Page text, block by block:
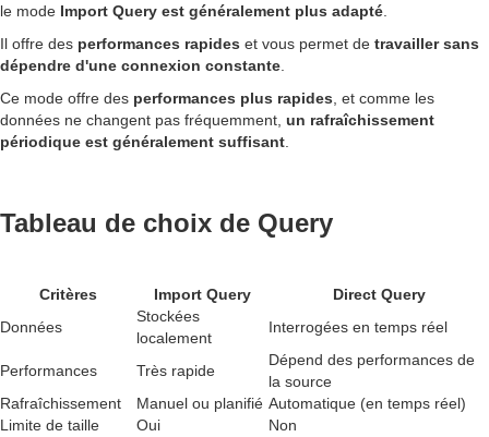
le mode Import Query est généralement plus adapté
Il offre des performances rapides et vous permet de travailler sans
dépendre d'une connexion constante
Ce mode offre des performances plus rapides , et comme les
données ne changent pas fréquemment, un rafraîchissement
périodique est généralement suffisant
Tableau de choix de Query
Critères Import Query
Direct Query
Données
Stockées
localement
Interrogées en temps réel
Performances Très rapide
Dépend des performances de
la source
Rafraîchissement
Manuel ou planifié Automatique (en temps réel)
Limite de taille
Oui
Non